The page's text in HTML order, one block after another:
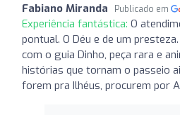
Fabiano Miranda Publicado em
Experiência fantástica: O
pontual. O Déu e de um
com o guia Dinho, peça rara e
histórias que tornam o passeio
forem pra Ilhéus, procurem por